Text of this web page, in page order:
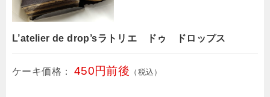
L’atelier de drop’sラトリエ ドゥ ドロップス
ケーキ価格： 450円前後 （税込）